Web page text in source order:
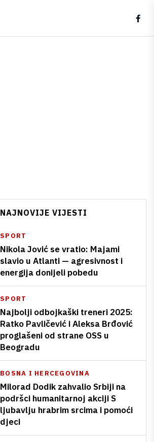
NAJNOVIJE VIJESTI
SPORT
Nikola Jović se vratio: Majami
slavio u Atlanti — agresivnost i
energija donijeli pobedu
SPORT
Najbolji odbojkaški treneri 2025:
Ratko Pavličević i Aleksa Brđović
proglašeni od strane OSS u
Beogradu
BOSNA I HERCEGOVINA
Milorad Dodik zahvalio Srbiji na
podršci humanitarnoj akciji S
ljubavlju hrabrim srcima i pomoći
djeci